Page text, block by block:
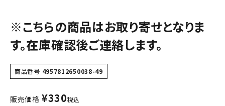
※こちらの商品はお取り寄せとなりま
す。在庫確認後ご連絡します。
商品番号 4957812650038-49
販売価格 ¥330税込